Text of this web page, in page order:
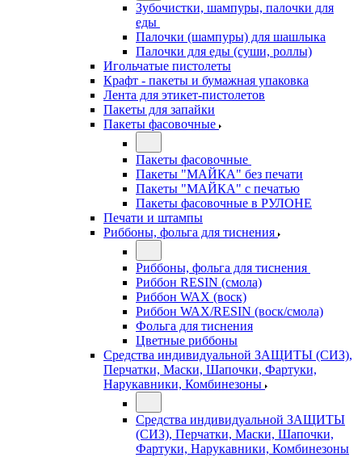
Зубочистки, шампуры, палочки для
еды
Палочки (шампуры) для шашлыка
Палочки для еды (суши, роллы)
Игольчатые пистолеты
Крафт - пакеты и бумажная упаковка
Лента для этикет-пистолетов
Пакеты для запайки
Пакеты фасовочные
Пакеты фасовочные
Пакеты "МАЙКА" без печати
Пакеты "МАЙКА" с печатью
Пакеты фасовочные в РУЛОНЕ
Печати и штампы
Риббоны, фольга для тиснения
Риббоны, фольга для тиснения
Риббон RESIN (смола)
Риббон WAX (воск)
Риббон WAX/RESIN (воск/смола)
Фольга для тиснения
Цветные риббоны
Средства индивидуальной ЗАЩИТЫ (СИЗ),
Перчатки, Маски, Шапочки, Фартуки,
Нарукавники, Комбинезоны
Средства индивидуальной ЗАЩИТЫ
(СИЗ), Перчатки, Маски, Шапочки,
Фартуки, Нарукавники, Комбинезоны